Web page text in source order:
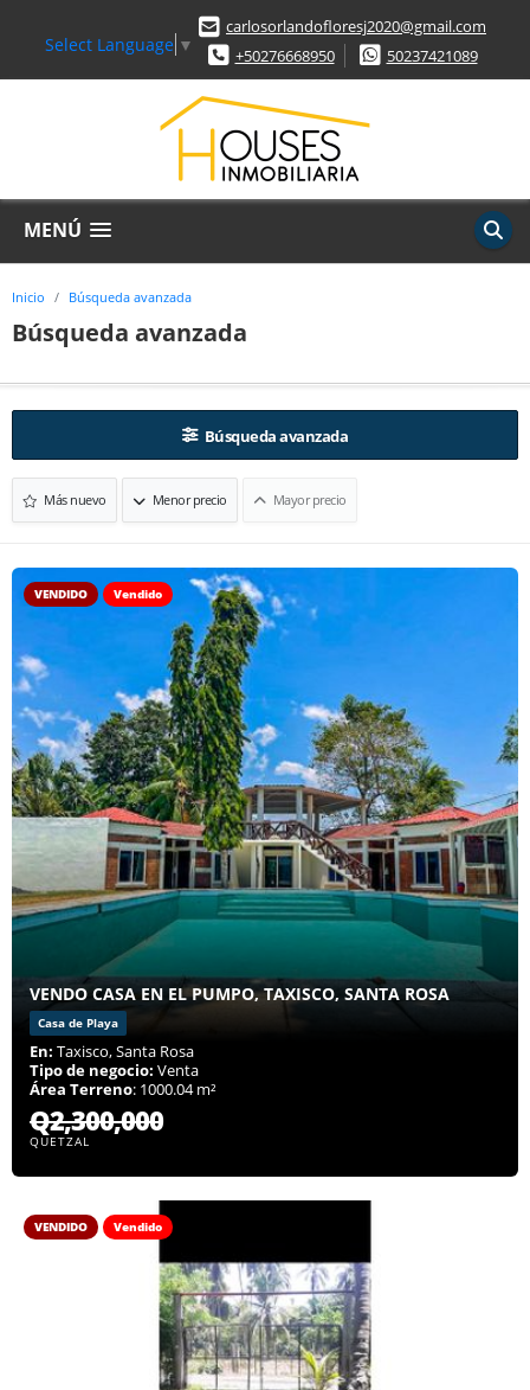
Select Language ▼
carlosorlandofloresj2020@gmail.com
+50276668950
50237421089
MENÚ
Inicio Búsqueda avanzada
Búsqueda avanzada
Búsqueda avanzada
Más nuevo Menor precio Mayor precio
VENDIDO Vendido
VENDO CASA EN EL PUMPO, TAXISCO, SANTA ROSA
Casa de Playa
En: Taxisco, Santa Rosa
Tipo de negocio: Venta
Área Terreno: 1000.04 m²
Q2,300,000
QUETZAL
VENDIDO Vendido